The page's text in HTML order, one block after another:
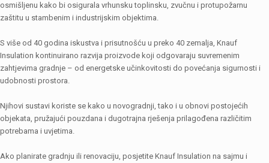
osmišljenu kako bi osigurala vrhunsku toplinsku, zvučnu i protupožarnu
zaštitu u stambenim i industrijskim objektima.
S više od 40 godina iskustva i prisutnošću u preko 40 zemalja, Knauf
Insulation kontinuirano razvija proizvode koji odgovaraju suvremenim
zahtjevima gradnje – od energetske učinkovitosti do povećanja sigurnosti i
udobnosti prostora.
Njihovi sustavi koriste se kako u novogradnji, tako i u obnovi postojećih
objekata, pružajući pouzdana i dugotrajna rješenja prilagođena različitim
potrebama i uvjetima.
Ako planirate gradnju ili renovaciju, posjetite Knauf Insulation na sajmu i